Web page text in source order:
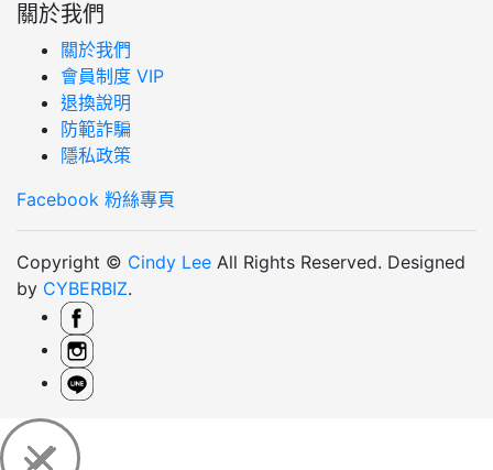
關於我們
關於我們
會員制度 VIP
退換說明
防範詐騙
隱私政策
Facebook 粉絲專頁
Copyright © Cindy Lee All Rights Reserved. Designed
by CYBERBIZ.